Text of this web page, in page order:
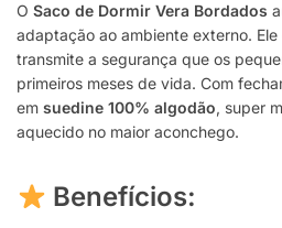
O Saco de Dormir Vera Bordados
adaptação ao ambiente externo.
transmite a segurança que os
primeiros meses de vida. Com
em suedine 100% algodão, super
aquecido no maior aconchego.
Benefícios: